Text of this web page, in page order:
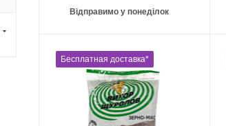
Відправимо у понеділок
Бесплатная доставка*